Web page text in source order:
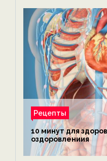
Рецепты
10 минут для
оздоровлениия